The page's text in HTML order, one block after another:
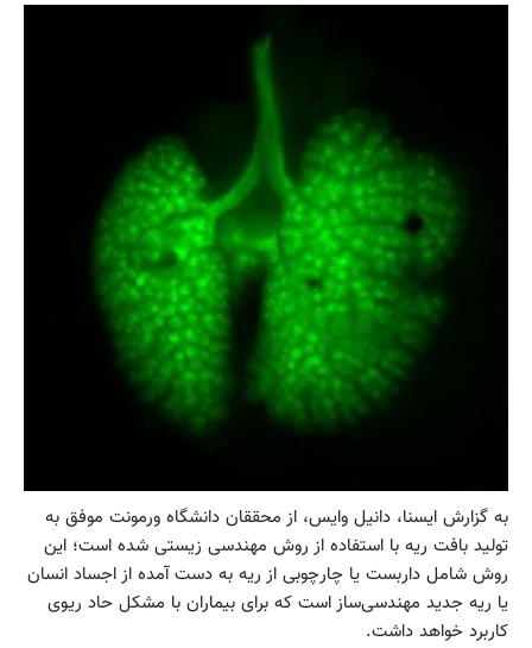
به گزارش ایسنا، دانیل وایس، از محققان دانشگاه ورمونت موفق به
تولید بافت ریه با استفاده از روش مهندسی زیستی شده‌ است؛ این
روش شامل داربست یا چارچوبی از ریه به دست آمده از اجساد انسان
یا ریه جدید مهندسی‌ساز است که برای بیماران با مشکل حاد ریوی
کاربرد خواهد داشت.